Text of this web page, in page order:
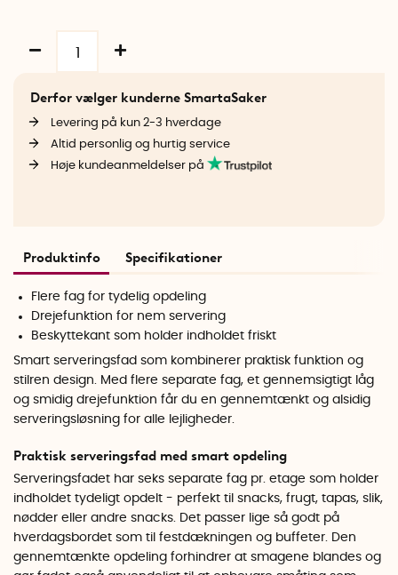
Derfor vælger kunderne SmartaSaker
Levering på kun 2-3 hverdage
Altid personlig og hurtig service
Høje kundeanmeldelser på
Produktinfo Specifikationer
Flere fag for tydelig opdeling
Drejefunktion for nem servering
Beskyttekant som holder indholdet friskt
Smart serveringsfad som kombinerer praktisk funktion og
stilren design. Med flere separate fag, et gennemsigtigt låg
og smidig drejefunktion får du en gennemtænkt og alsidig
serveringsløsning for alle lejligheder.
Praktisk serveringsfad med smart opdeling
Serveringsfadet har seks separate fag pr. etage som holder
indholdet tydeligt opdelt - perfekt til snacks, frugt, tapas, slik,
nødder eller andre snacks. Det passer lige så godt på
hverdagsbordet som til festdækningen og buffeter. Den
gennemtænkte opdeling forhindrer at smagene blandes og